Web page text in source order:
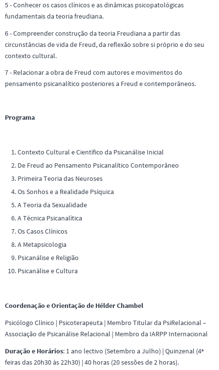
5 - Conhecer os casos clínicos e as dinâmicas psicopatológicas
fundamentais da teoria freudiana.
6 - Compreender construção da teoria Freudiana a partir das
circunstâncias de vida de Freud, da reflexão sobre si próprio e do seu
contexto cultural.
7 - Relacionar a obra de Freud com autores e movimentos do
pensamento psicanalítico posteriores a Freud e contemporâneos.
Programa
Contexto Cultural e Científico da Psicanálise Inicial
De Freud ao Pensamento Psicanalítico Contemporâneo
Primeira Teoria das Neuroses
Os Sonhos e a Realidade Psíquica
A Teoria da Sexualidade
A Técnica Psicanalítica
Os Casos Clínicos
A Metapsicologia
Psicanálise e Religião
Psicanálise e Cultura
Coordenação e Orientação de Hélder Chambel
Psicólogo Clínico | Psicoterapeuta | Membro Titular da PsiRelacional –
Associação de Psicanálise Relacional | Membro da IARPP Internacional
Duração e Horários: 1 ano lectivo (Setembro a Julho) | Quinzenal (4ª
feiras das 20h30 às 22h30) | 40 horas (20 sessões de 2 horas).